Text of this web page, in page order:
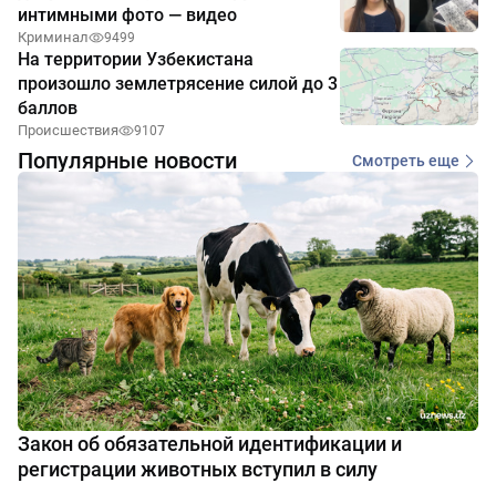
интимными фото — видео
Криминал 9499
На территории Узбекистана
произошло землетрясение силой до 3
баллов
Происшествия 9107
Популярные новости Смотреть еще
Закон об обязательной идентификации и
регистрации животных вступил в силу